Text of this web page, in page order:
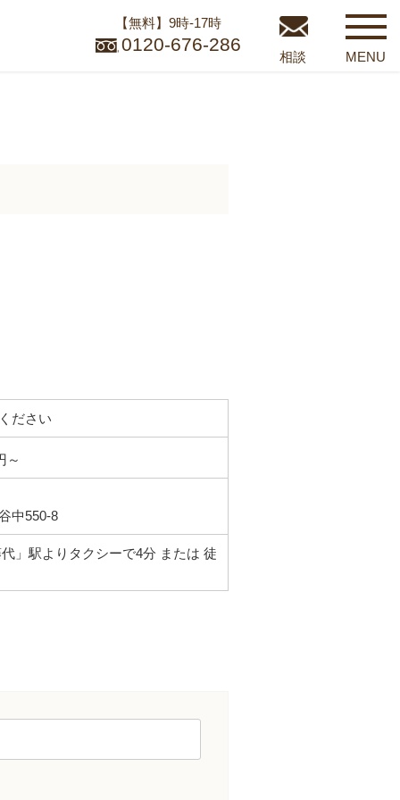
【無料】9時-17時
0120-676-286
相談 MENU
ださい
～
中550-8
」駅よりタクシーで4分 または 徒